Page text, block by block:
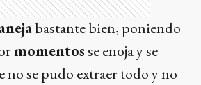
bastante bien, poniendo
momentosse enoja y se
no se pudo extraer todo y no